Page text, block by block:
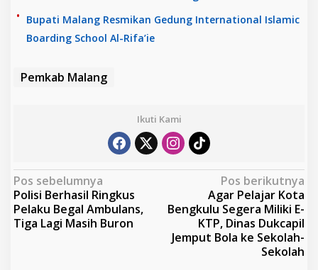
Bupati Malang Resmikan Gedung International Islamic
Boarding School Al-Rifa’ie
Pemkab Malang
Ikuti Kami
N
a
v
Pos sebelumnya
Polisi Berhasil Ringkus
Pelaku Begal Ambulans,
Tiga Lagi Masih Buron
Pos berikutnya
Agar Pelajar Kota
Bengkulu Segera Miliki E-
KTP, Dinas Dukcapil
Jemput Bola ke Sekolah-
Sekolah